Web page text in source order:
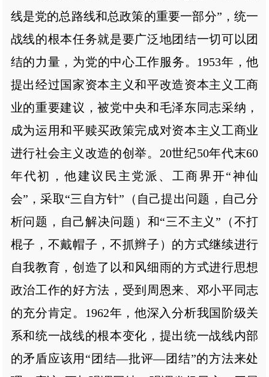
线是党的总路线和总政策的重要一部分”，统一
战线的根本任务就是要广泛地团结一切可以团
结的力量，为党的中心工作服务。1953年，他
提出经过国家资本主义和平改造资本主义工商
业的重要建议，被党中央和毛泽东同志采纳，
成为运用和平赎买政策完成对资本主义工商业
进行社会主义改造的创举。20世纪50年代末60
年代初，他建议民主党派、工商界开“神仙
会”，采取“三自方针”（自己提出问题，自己分
析问题，自己解决问题）和“三不主义”（不打
棍子，不戴帽子，不抓辫子）的方式继续进行
自我教育，创造了以和风细雨的方式进行思想
政治工作的好方法，受到周恩来、邓小平同志
的充分肯定。1962年，他深入分析我国阶级关
系和统一战线的根本变化，提出统一战线内部
的矛盾应该用“团结—批评—团结”的方法来处